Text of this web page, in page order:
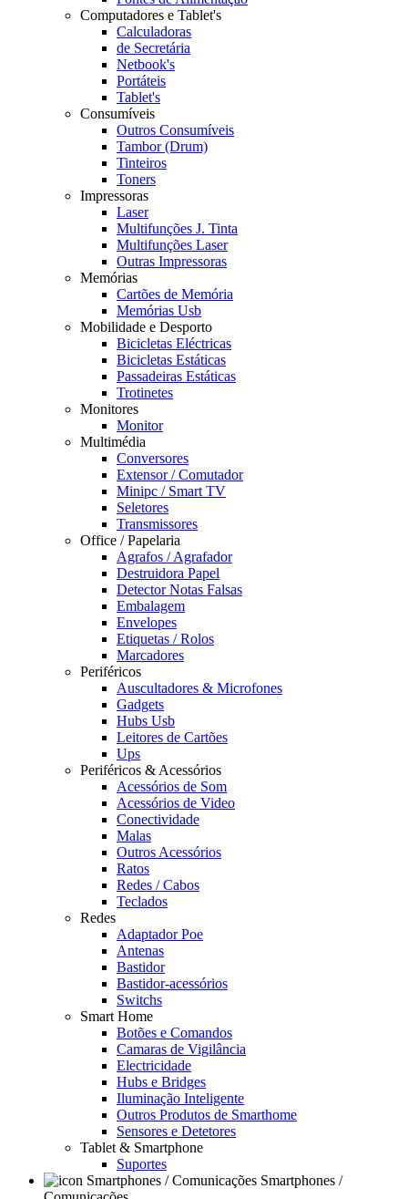
Computadores e Tablet's
Calculadoras
de Secretária
Netbook's
Portáteis
Tablet's
Consumíveis
Outros Consumíveis
Tambor (Drum)
Tinteiros
Toners
Impressoras
Laser
Multifunções J. Tinta
Multifunções Laser
Outras Impressoras
Memórias
Cartões de Memória
Memórias Usb
Mobilidade e Desporto
Bicicletas Eléctricas
Bicicletas Estáticas
Passadeiras Estáticas
Trotinetes
Monitores
Monitor
Multimédia
Conversores
Extensor / Comutador
Minipc / Smart TV
Seletores
Transmissores
Office / Papelaria
Agrafos / Agrafador
Destruidora Papel
Detector Notas Falsas
Embalagem
Envelopes
Etiquetas / Rolos
Marcadores
Periféricos
Auscultadores & Microfones
Gadgets
Hubs Usb
Leitores de Cartões
Ups
Periféricos & Acessórios
Acessórios de Som
Acessórios de Video
Conectividade
Malas
Outros Acessórios
Ratos
Redes / Cabos
Teclados
Redes
Adaptador Poe
Antenas
Bastidor
Bastidor-acessórios
Switchs
Smart Home
Botões e Comandos
Camaras de Vigilância
Electricidade
Hubs e Bridges
Iluminação Inteligente
Outros Produtos de Smarthome
Sensores e Detetores
Tablet & Smartphone
Suportes
Smartphones /